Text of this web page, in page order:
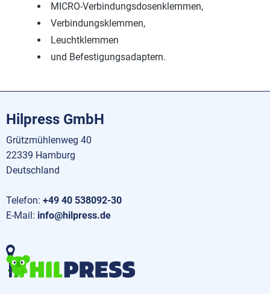
MICRO-Verbindungsdosenklemmen,
Verbindungsklemmen,
Leuchtklemmen
und Befestigungsadaptern.
Hilpress GmbH
Grützmühlenweg 40
22339 Hamburg
Deutschland
Telefon: +49 40 538092-30
E-Mail: info@hilpress.de